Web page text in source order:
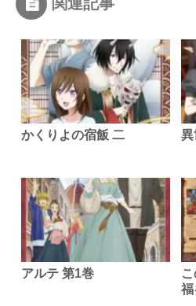
かくりよの宿飯 二 異
アルテ 第1巻
福